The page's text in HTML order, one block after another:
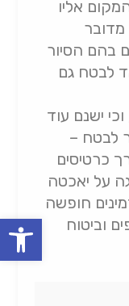
אליו
בהם הסיור
לבטח גם
ישנם עוד
לבטח –
כרטיסים
על יאכטה
חופשה
וביטוח